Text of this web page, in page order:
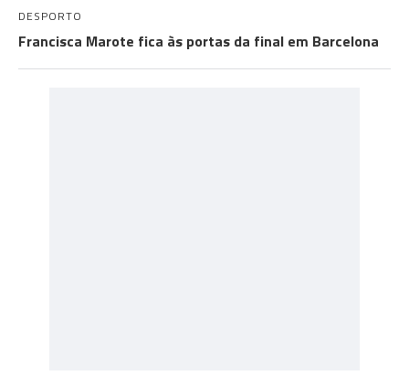
DESPORTO
Francisca Marote fica às portas da final em Barcelona